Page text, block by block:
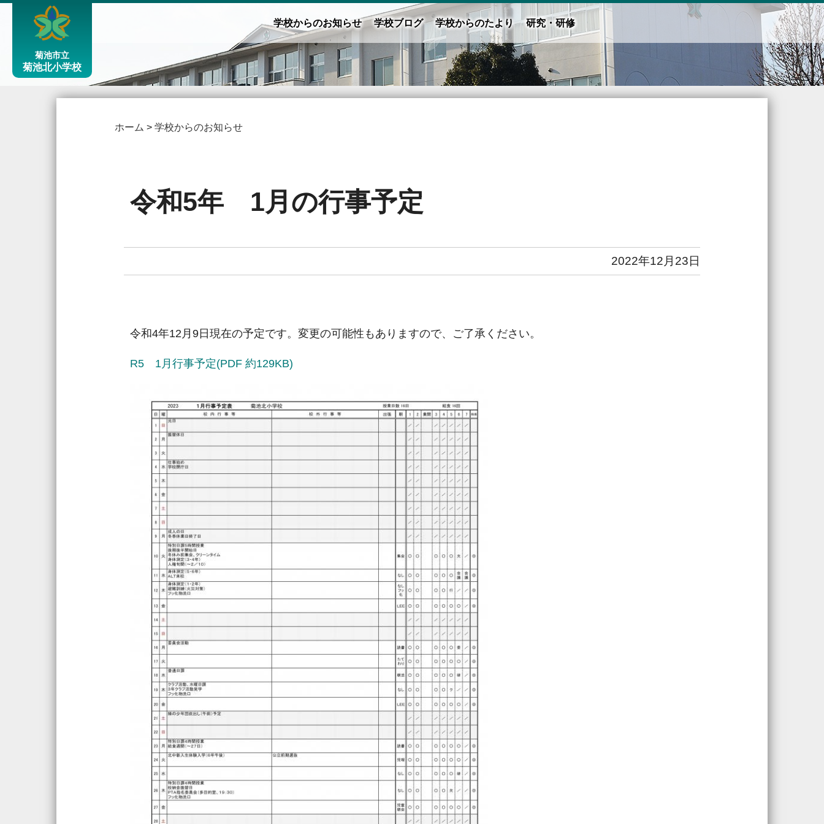
菊池市立
菊池北小学校
学校からのお知らせ 学校ブログ 学校からのたより 研究・研修
ホーム > 学校からのお知らせ
令和5年 1月の行事予定
2022年12月23日
令和4年12月9日現在の予定です。変更の可能性もありますので、ご了承ください。
R5 1月行事予定(PDF 約129KB)